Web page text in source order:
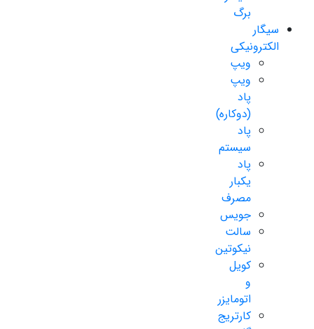
برگ
سیگار
الکترونیکی
ویپ
ویپ
پاد
(دوکاره)
پاد
سیستم
پاد
یکبار
مصرف
جویس
سالت
نیکوتین
کویل
و
اتومایزر
کارتریج